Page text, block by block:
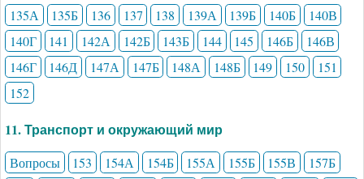
135А 135Б 136 137 138 139А 139Б 140Б
140В
140Г
141 142А 142Б 143Б 144 145 146Б
146В
146Г
146Д 147А 147Б 148А 148Б 149 150
151
152
11. Транспорт и окружающий мир
Вопросы 153 154А 154Б 155А 155Б 155В
157Б